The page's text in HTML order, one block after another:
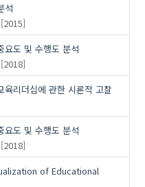
석
[2015]
요도 및 수행도 분석
[2018]
육리더십에 관한 시론적 고찰
요도 및 수행도 분석
[2018]
of Educational